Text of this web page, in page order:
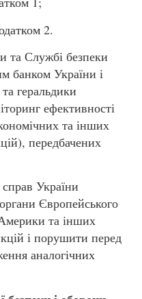
2.
та Службі безпеки
банком України і
геральдики
ефективності
та інших
передбачених
України
Європейського
та інших
і порушити перед
аналогічних